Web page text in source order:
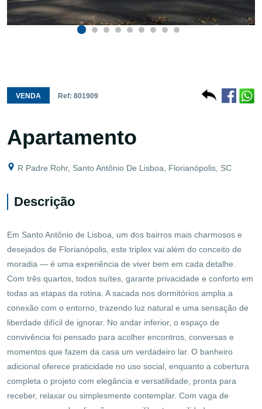
VENDA Ref: 801909
Apartamento
R Padre Rohr, Santo Antônio De Lisboa, Florianópolis, SC
Descrição
Em Santo Antônio de Lisboa, um dos bairros mais charmosos e
desejados de Florianópolis, este triplex vai além do conceito de
moradia — é uma experiência de viver bem em cada detalhe.
Com três quartos, todos suítes, garante privacidade e conforto em
todas as etapas da rotina. A sacada nos dormitórios amplia a
conexão com o entorno, trazendo luz natural e uma sensação de
liberdade difícil de ignorar. No andar inferior, o espaço de
convivência foi pensado para acolher encontros, conversas e
momentos que fazem da casa um verdadeiro lar. O banheiro
adicional oferece praticidade no uso social, enquanto a cobertura
completa o projeto com elegância e versatilidade, pronta para
receber, relaxar ou simplesmente contemplar. Com vaga de